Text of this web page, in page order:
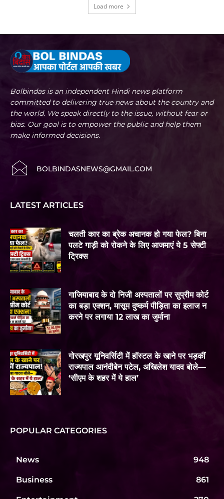
Load more
Bolbindas is an independent Hindi news platform
committed to delivering true news about the country and
the world. We speak directly to the issue, without fear or
bias. Our goal is to empower the public and help them
make informed decisions.
BOLBINDASNEWS@GMAIL.COM
LATEST ARTICLES
चलती कार का ब्रेक अचानक हो गया फेल? बिना
पलटे गाड़ी को रोकने के लिए आजमाएं ये 5 सेफ्टी
ट्रिक्स
गाजियाबाद के दो निजी अस्पतालों पर सुप्रीम कोर्ट
का बड़ा एक्शन, मासूम दुष्कर्म पीड़िता का इलाज न
करने पर लगाया 12 लाख का जुर्माना
गोरखपुर यूनिवर्सिटी में हॉस्टल के खाने पर भड़कीं
राज्यपाल आनंदीबेन पटेल, अखिलेश यादव बोले—
‘सीएम के शहर में ये हाल’
POPULAR CATEGORIES
News 948
Business 861